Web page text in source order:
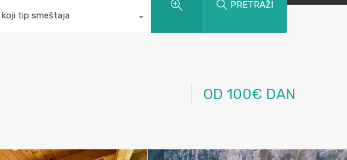
koji tip smeštaja
PRETRAŽI
OD 100€ DAN